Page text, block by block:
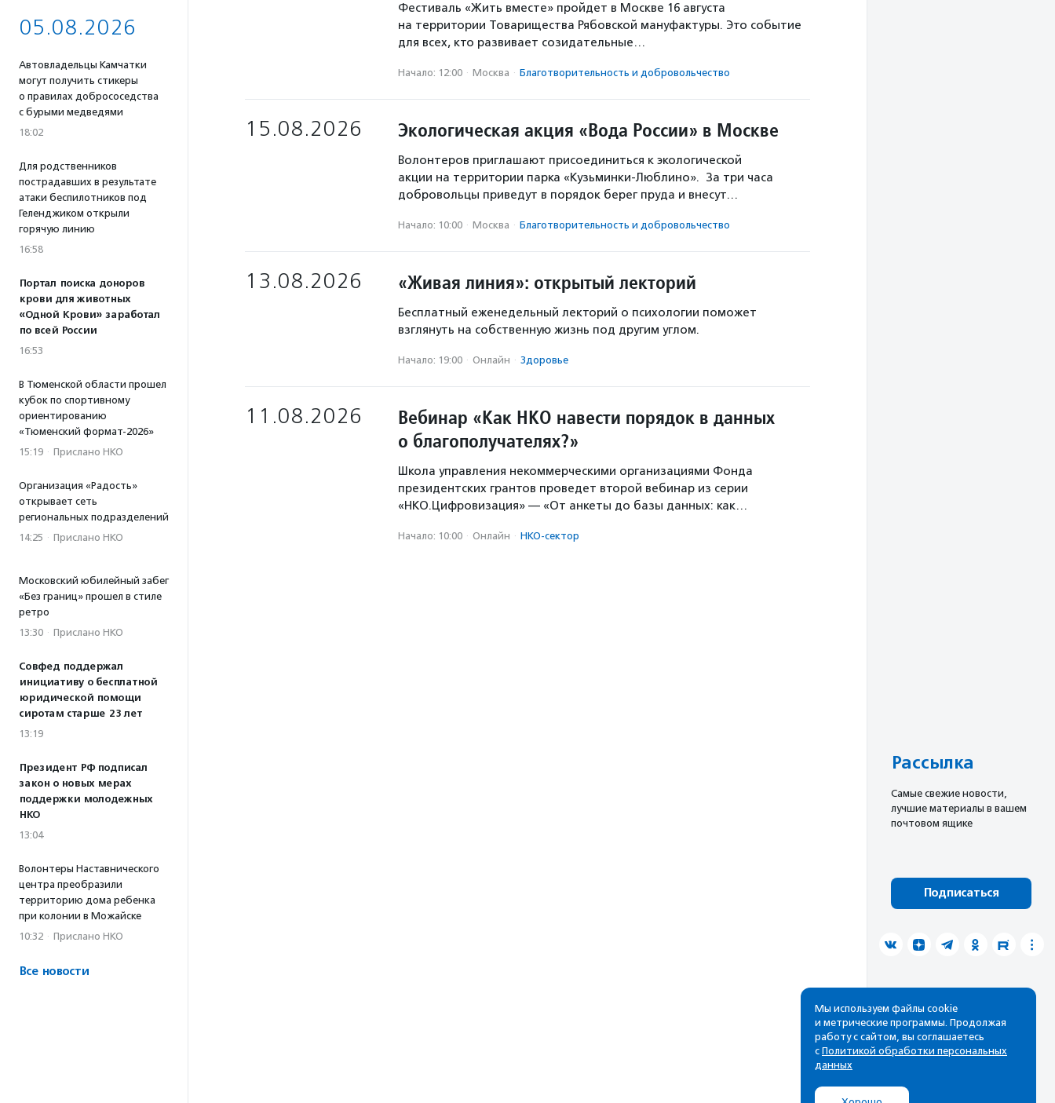
05.08.2026
Автовладельцы Камчатки
могут получить стикеры
о правилах добрососедства
с бурыми медведями
18:02
Для родственников
пострадавших в результате
атаки беспилотников под
Геленджиком открыли
горячую линию
16:58
Портал поиска доноров
крови для животных
«Одной Крови» заработал
по всей России
16:53
В Тюменской области прошел
кубок по спортивному
ориентированию
«Тюменский формат-2026»
15:19 · Прислано НКО
Организация «Радость»
открывает сеть
региональных подразделений
14:25 · Прислано НКО
Московский юбилейный забег
«Без границ» прошел в стиле
ретро
13:30 · Прислано НКО
Совфед поддержал
инициативу о бесплатной
юридической помощи
сиротам старше 23 лет
13:19
Президент РФ подписал
закон о новых мерах
поддержки молодежных
НКО
13:04
Волонтеры Наставнического
центра преобразили
территорию дома ребенка
при колонии в Можайске
10:32 · Прислано НКО
Все новости
Фестиваль «Жить вместе» пройдет в Москве 16 августа
на территории Товарищества Рябовской мануфактуры. Это событие
для всех, кто развивает созидательные…
Начало: 12:00 · Москва · Благотвори­тель­ность и доброволь­чест­во
15.08.2026 Экологическая акция «Вода России» в Москве
Волонтеров приглашают присоединиться к экологической
акции на территории парка «Кузьминки-Люблино». За три часа
добровольцы приведут в порядок берег пруда и внесут…
Начало: 10:00 · Москва · Благотвори­тель­ность и доброволь­чест­во
13.08.2026 «Живая линия»: открытый лекторий
Бесплатный еженедельный лекторий о психологии поможет
взглянуть на собственную жизнь под другим углом.
Начало: 19:00 · Онлайн · Здоровье
11.08.2026
Вебинар «Как НКО навести порядок в данных
о благополучателях?»
Школа управления некоммерческими организациями Фонда
президентских грантов проведет второй вебинар из серии
«НКО.Цифровизация» — «От анкеты до базы данных: как…
Начало: 10:00 · Онлайн · НКО-сектор
Рассылка
Cамые свежие новости,
лучшие материалы в вашем
почтовом ящике
Подписаться
Мы используем файлы cookie
и метрические программы. Продолжая
работу с сайтом, вы соглашаетесь
с Политикой обработки персональных
данных